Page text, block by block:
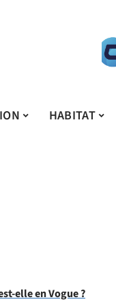
HABITAT
elle en Vogue ?